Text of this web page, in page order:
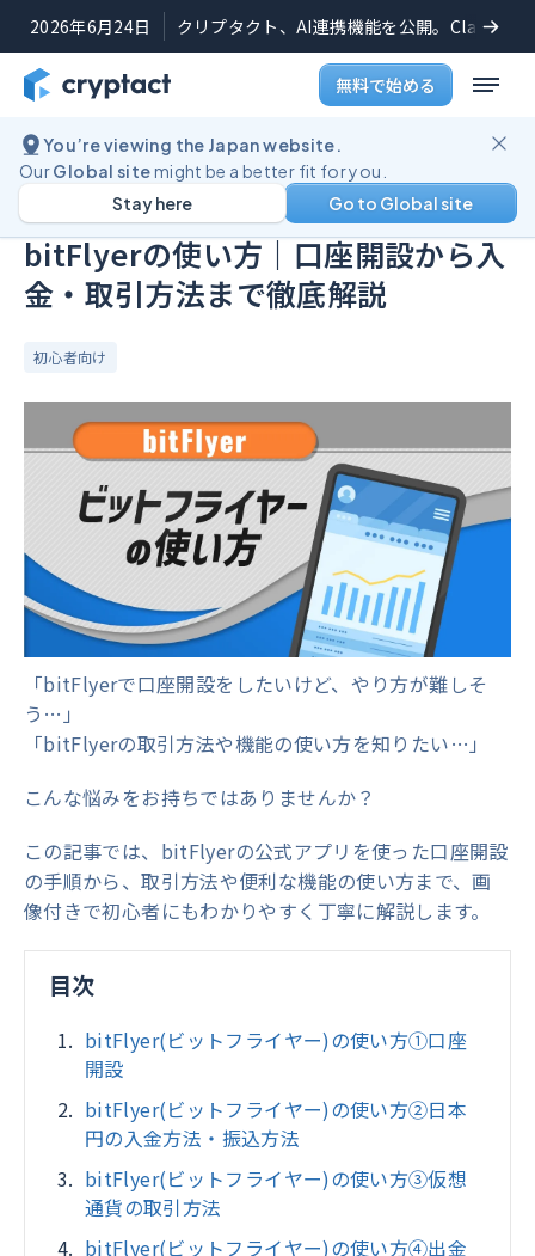
2026年6月24日 クリプタクト、AI連携機能を公開。Claude
無料で始める
You’re viewing the Japan website.
OurGlobal sitemight be a better fit for you.
Go to Global site
Stay here
ブログ
公開日:2024年10月24日(最終更新日:2024年12月10日
bitFlyerの使い方｜口座開設から入
金・取引方法まで徹底解説
初心者向け
「bitFlyerで口座開設をしたいけど、やり方が難しそ
う…」
「bitFlyerの取引方法や機能の使い方を知りたい…」
こんな悩みをお持ちではありませんか？
この記事では、bitFlyerの公式アプリを使った口座開設
の手順から、取引方法や便利な機能の使い方まで、画
像付きで初心者にもわかりやすく丁寧に解説します。
目次
bitFlyer(ビットフライヤー)の使い方①口座
開設
bitFlyer(ビットフライヤー)の使い方②日本
円の入金方法・振込方法
bitFlyer(ビットフライヤー)の使い方③仮想
通貨の取引方法
bitFlyer(ビットフライヤー)の使い方④出金